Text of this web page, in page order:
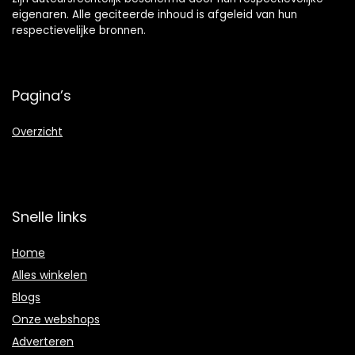
eigenaren. Alle geciteerde inhoud is afgeleid van hun
respectievelijke bronnen.
Pagina’s
Overzicht
Snelle links
Home
Alles winkelen
Blogs
Onze webshops
Adverteren